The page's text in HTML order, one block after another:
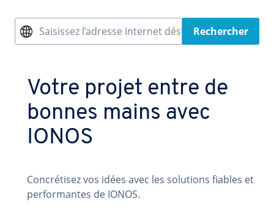
Saisissez l’adresse Internet désiréeRechercher
Votre projet entre de
bonnes mains avec
IONOS
Concrétisez vos idées avec les solutions fiables et
performantes de IONOS.